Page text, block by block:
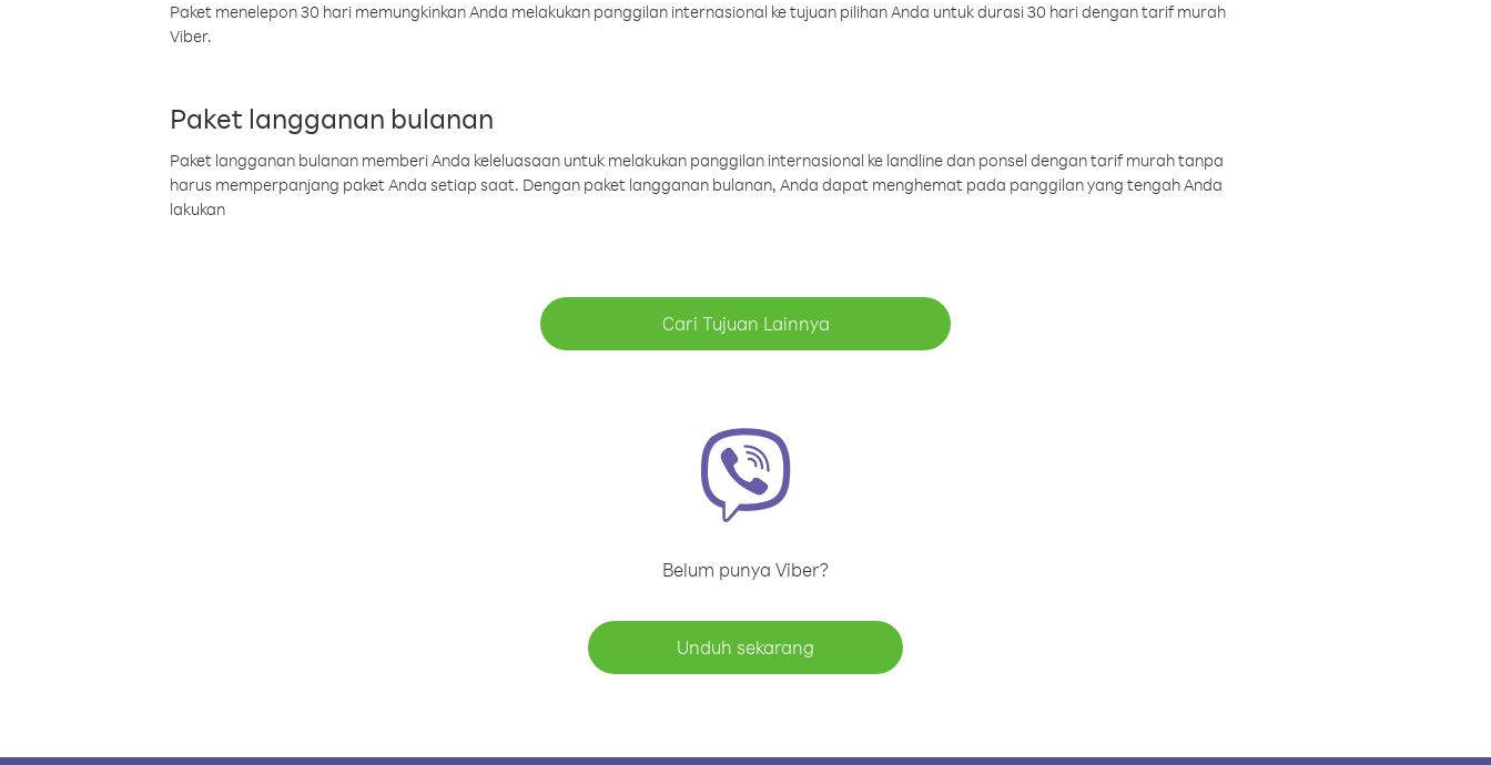
Paket menelepon 30 hari memungkinkan Anda melakukan panggilan internasional ke tujuan pilihan Anda untuk durasi 30 hari dengan tarif murah
Viber.
Paket langganan bulanan
Paket langganan bulanan memberi Anda keleluasaan untuk melakukan panggilan internasional ke landline dan ponsel dengan tarif murah tanpa
harus memperpanjang paket Anda setiap saat. Dengan paket langganan bulanan, Anda dapat menghemat pada panggilan yang tengah Anda
lakukan
Cari Tujuan Lainnya
Belum punya Viber?
Unduh sekarang